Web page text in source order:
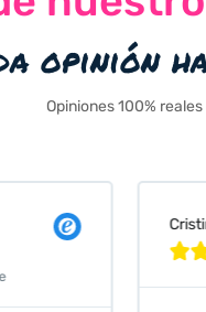
opinión
Opiniones 100%
Cristina
